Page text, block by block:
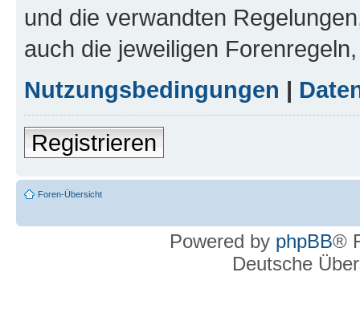
und die verwandten
auch die jeweiligen
Nutzungsbedingungen |
Registrieren
Foren-Übersicht
Powered by phpBB®
Deutsche